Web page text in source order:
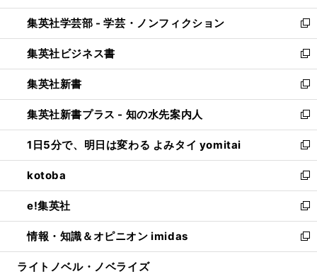
開
く
ウ
で
開
く
ン
ド
ウ
で
開
く
ウ
ィ
ン
ド
ウ
で
開
く
集英社学芸部 - 学芸・ノンフィクション
新
し
い
ウ
ィ
ン
ド
ウ
で
開
く
集英社ビジネス書
新
し
い
ウ
ィ
ン
ド
ウ
で
開
く
集英社新書
新
し
い
ウ
ィ
ン
ド
ウ
で
開
く
集英社新書プラス - 知の水先案内人
新
し
い
ウ
ィ
ン
ド
ウ
で
開
1日5分で、明日は変わる よみタイ yomitai
新
し
い
ウ
ィ
ン
ド
ウ
kotoba
新
し
い
ウ
ィ
ン
e!集英社
新
し
い
ウ
情報・知識＆オピニオン imidas
新
し
ライトノベル・ノベライズ